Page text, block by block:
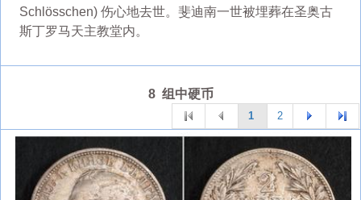
Schlösschen) 伤心地去世。斐迪南一世被埋葬在圣奥古
斯丁罗马天主教堂内。
8 组中硬币
1 2